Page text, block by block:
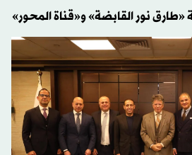
نور القابضة» و«قناة المحور»